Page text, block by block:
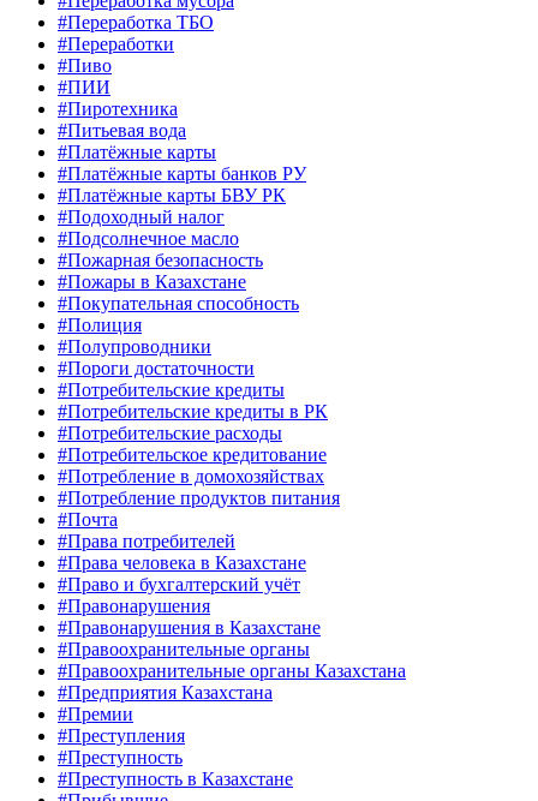
#Переработка ТБО
#Переработки
#Пиво
#ПИИ
#Пиротехника
#Питьевая вода
#Платёжные карты
#Платёжные карты банков РУ
#Платёжные карты БВУ РК
#Подоходный налог
#Подсолнечное масло
#Пожарная безопасность
#Пожары в Казахстане
#Покупательная способность
#Полиция
#Полупроводники
#Пороги достаточности
#Потребительские кредиты
#Потребительские кредиты в РК
#Потребительские расходы
#Потребительское кредитование
#Потребление в домохозяйствах
#Потребление продуктов питания
#Почта
#Права потребителей
#Права человека в Казахстане
#Право и бухгалтерский учёт
#Правонарушения
#Правонарушения в Казахстане
#Правоохранительные органы
#Правоохранительные органы Казахстана
#Предприятия Казахстана
#Премии
#Преступления
#Преступность
#Преступность в Казахстане